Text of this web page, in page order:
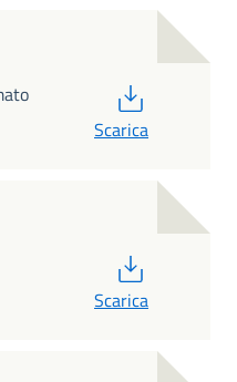
Scarica
Scarica